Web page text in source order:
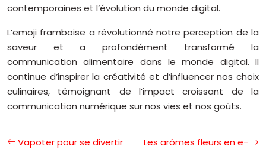
contemporaines et l’évolution du monde digital.
L’emoji framboise a révolutionné notre perception de la
saveur et a profondément transformé la
communication alimentaire dans le monde digital. Il
continue d’inspirer la créativité et d’influencer nos choix
culinaires, témoignant de l’impact croissant de la
communication numérique sur nos vies et nos goûts.
Vapoter pour se divertir
Les arômes fleurs en e-